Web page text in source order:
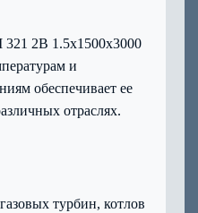
321 2B 1.5x1500x3000
и
обеспечивает ее
отраслях.
турбин, котлов